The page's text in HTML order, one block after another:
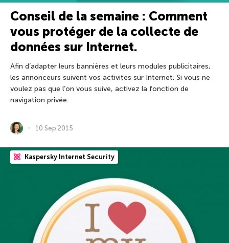
Conseil de la semaine : Comment
vous protéger de la collecte de
données sur Internet.
Afin d’adapter leurs bannières et leurs modules publicitaires,
les annonceurs suivent vos activités sur Internet. Si vous ne
voulez pas que l’on vous suive, activez la fonction de
navigation privée.
10 Sep 2015
Kaspersky Internet Security